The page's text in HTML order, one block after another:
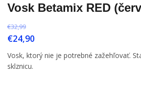
Vosk Betamix RED
€32,99
€24,90
Vosk, ktorý nie je potrebné zažehľovať.
sklznicu.